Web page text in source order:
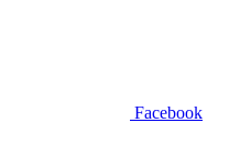
Facebook